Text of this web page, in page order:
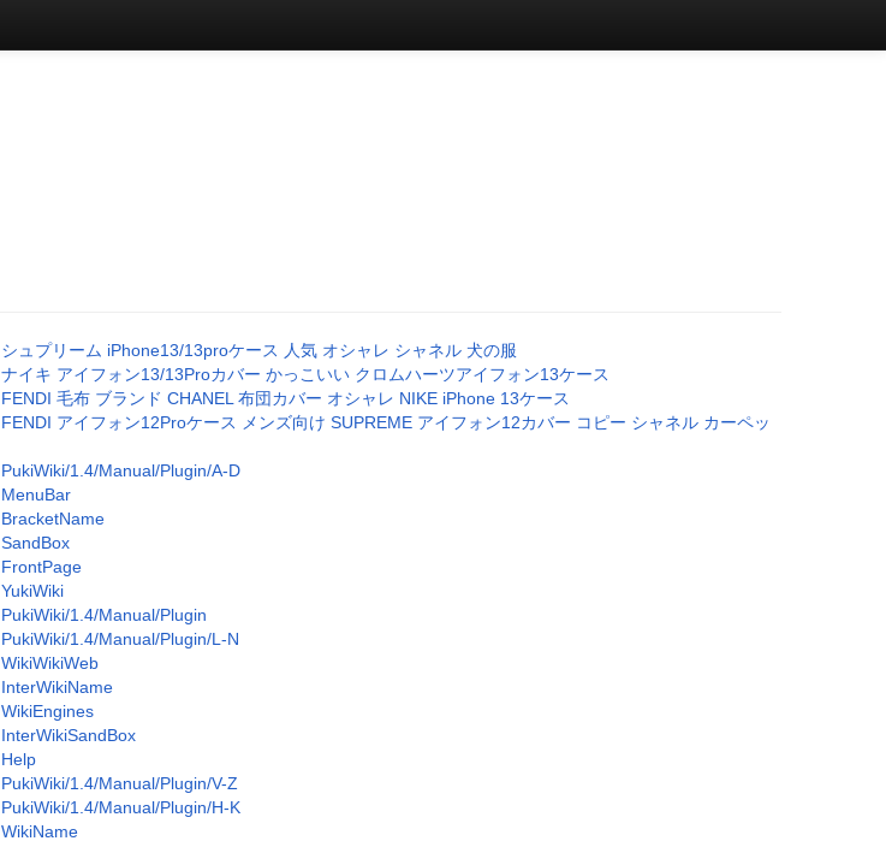
シュプリーム iPhone13/13proケース 人気 オシャレ シャネル 犬の服
ナイキ アイフォン13/13Proカバー かっこいい クロムハーツアイフォン13ケース
FENDI 毛布 ブランド CHANEL 布団カバー オシャレ NIKE iPhone 13ケース
FENDI アイフォン12Proケース メンズ向け SUPREME アイフォン12カバー コピー シャネル カーペッ
PukiWiki/1.4/Manual/Plugin/A-D
MenuBar
BracketName
SandBox
FrontPage
YukiWiki
PukiWiki/1.4/Manual/Plugin
PukiWiki/1.4/Manual/Plugin/L-N
WikiWikiWeb
InterWikiName
WikiEngines
InterWikiSandBox
Help
PukiWiki/1.4/Manual/Plugin/V-Z
PukiWiki/1.4/Manual/Plugin/H-K
WikiName